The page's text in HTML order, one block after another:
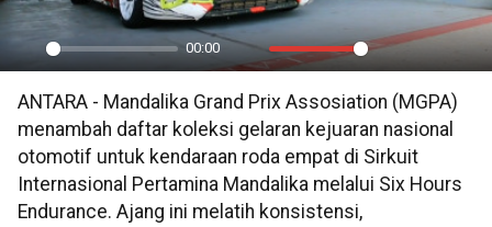
Play
00:00
Mute Settings
PIP
ANTARA - Mandalika Grand Prix Assosiation (MGPA)
menambah daftar koleksi gelaran kejuaran nasional
otomotif untuk kendaraan roda empat di Sirkuit
Internasional Pertamina Mandalika melalui Six Hours
Endurance. Ajang ini melatih konsistensi,